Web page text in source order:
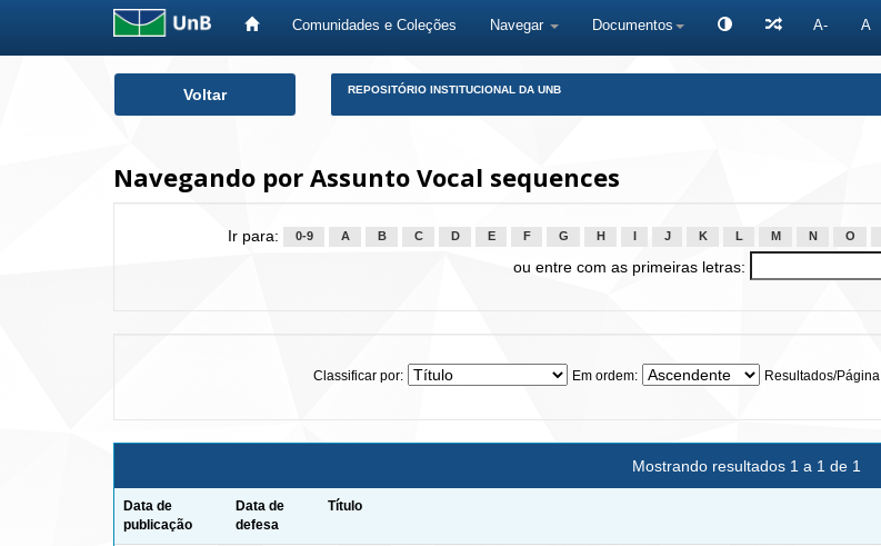
Comunidades e Coleções Navegar Documentos A- A
Voltar REPOSITÓRIO INSTITUCIONAL DA UNB
Navegando por Assunto Vocal sequences
Ir para: 0-9 A B C D E F G H J K L M N O
ou entre com as primeiras letras:
Classificar por: Em ordem: Resultados/Página
Mostrando resultados 1 a 1 de 1
Data de
publicação
Data de
defesa
Título